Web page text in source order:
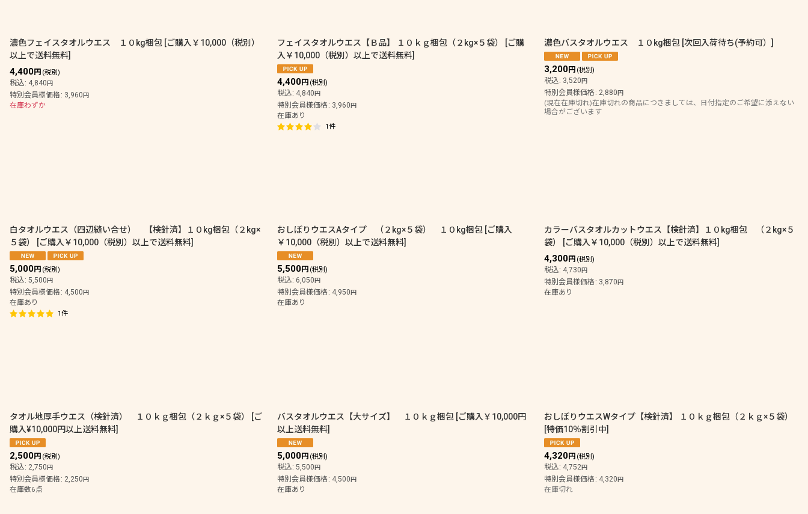
濃色フェイスタオルウエス １０kg梱包 [ご購入￥10,000（税別）
以上で送料無料]
4,400円 (税別)
税込: 4,840 円
特別会員様価格 : 3,960 円
在庫わずか
フェイスタオルウエス【Ｂ品】 １０ｋｇ梱包（２kg×５袋） [ご購
入￥10,000（税別）以上で送料無料]
4,400円 (税別)
税込: 4,840 円
特別会員様価格 : 3,960 円
在庫あり
1件
濃色バスタオルウエス １０kg梱包 [次回入荷待ち(予約可）]
3,200円 (税別)
税込: 3,520円
特別会員様価格 : 2,880円
(現在在庫切れ)在庫切れの商品につきましては、日付指定のご希望に添えない
場合がございます
白タオルウエス（四辺縫い合せ） 【検針済】１０kg梱包（２kg×
５袋）
[ご購入￥10,000（税別）以上で送料無料]
5,000円 (税別)
税込: 5,500 円
特別会員様価格 : 4,500 円
在庫あり
1件
おしぼりウエスAタイプ （２kg×５袋） １０kg梱包 [ご購入
￥10,000（税別）以上で送料無料]
5,500円 (税別)
税込: 6,050 円
特別会員様価格 : 4,950 円
在庫あり
カラーバスタオルカットウエス【検針済】１０kg梱包 （２kg×５
袋）
[ご購入￥10,000（税別）以上で送料無料]
4,300円 (税別)
税込: 4,730円
特別会員様価格 : 3,870円
在庫あり
タオル地厚手ウエス（検針済） １０ｋｇ梱包（２ｋｇ×５袋） [ご
購入¥10,000円以上送料無料]
2,500円 (税別)
税込: 2,750 円
特別会員様価格 : 2,250 円
在庫数6点
バスタオルウエス【大サイズ】 １０ｋｇ梱包 [ご購入￥10,000円
以上送料無料]
5,000円 (税別)
税込: 5,500 円
特別会員様価格 : 4,500 円
在庫あり
おしぼりウエスWタイプ【検針済】 １０ｋｇ梱包（２ｋｇ×５袋）
[特価10％割引中]
4,320円 (税別)
税込: 4,752円
特別会員様価格 : 4,320円
在庫切れ